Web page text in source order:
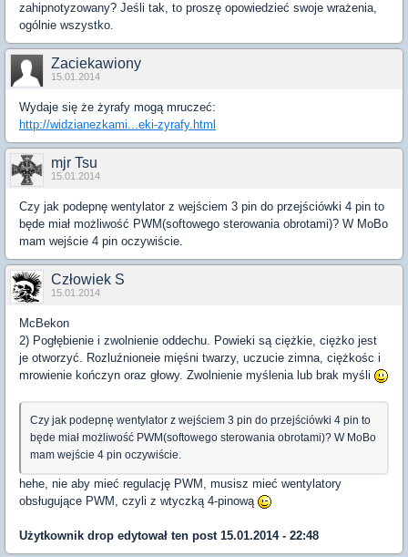
zahipnotyzowany? Jeśli tak, to proszę opowiedzieć swoje wrażenia,
ogólnie wszystko.
Zaciekawiony
15.01.2014
Wydaje się że żyrafy mogą mruczeć:
http://widzianezkami...eki-zyrafy.html
mjr Tsu
15.01.2014
Czy jak podepnę wentylator z wejściem 3 pin do przejściówki 4 pin to
będe miał możliwość PWM(softowego sterowania obrotami)? W MoBo
mam wejście 4 pin oczywiście.
Człowiek S
15.01.2014
McBekon
2) Pogłębienie i zwolnienie oddechu. Powieki są ciężkie, ciężko jest
je otworzyć. Rozluźnioneie mięśni twarzy, uczucie zimna, ciężkośc i
mrowienie kończyn oraz głowy. Zwolnienie myślenia lub brak myśli
Czy jak podepnę wentylator z wejściem 3 pin do przejściówki 4 pin to
będe miał możliwość PWM(softowego sterowania obrotami)? W MoBo
mam wejście 4 pin oczywiście.
hehe, nie aby mieć regulację PWM, musisz mieć wentylatory
obsługujące PWM, czyli z wtyczką 4-pinową
Użytkownik drop edytował ten post 15.01.2014 - 22:48